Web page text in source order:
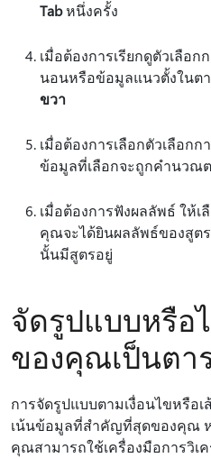
Tabหนึ่งครั้ง
เมื่อต้องการเรียกดูตัวเลือ
นอนหรือข้อมูลแนวตั้งในต
ขวา
เมื่อต้องการเลือกตัวเลือก
ข้อมูลที่เลือกจะถูกคํานวณ
เมื่อต้องการฟังผลลัพธ์ ให้
คุณจะได้ยินผลลัพธ์ของสูตร
นั้นมีสูตรอยู่
จัดรูปแบบหรือ
ของคุณเป็นตา
การจัดรูปแบบตามเงื่อนไขหรือ
เน้นข้อมูลที่สําคัญที่สุดของคุณ
คุณสามารถใช้เครื่องมือการวิเ